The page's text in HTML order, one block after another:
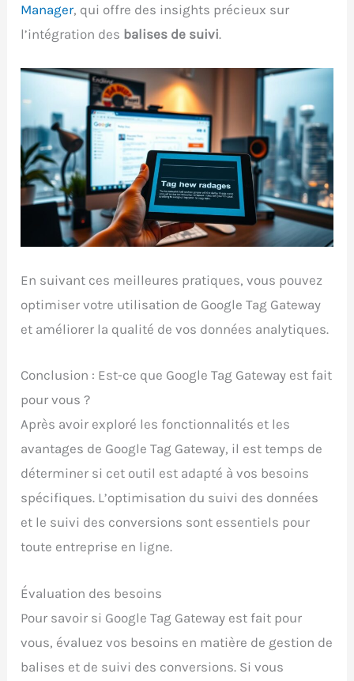
Manager, qui offre des insights précieux sur
l’intégration des balises de suivi.
En suivant ces meilleures pratiques, vous pouvez
optimiser votre utilisation de Google Tag Gateway
et améliorer la qualité de vos données analytiques.
Conclusion : Est-ce que Google Tag Gateway est fait
pour vous ?
Après avoir exploré les fonctionnalités et les
avantages de Google Tag Gateway, il est temps de
déterminer si cet outil est adapté à vos besoins
spécifiques. L’optimisation du suivi des données
et le suivi des conversions sont essentiels pour
toute entreprise en ligne.
Évaluation des besoins
Pour savoir si Google Tag Gateway est fait pour
vous, évaluez vos besoins en matière de gestion de
balises et de suivi des conversions. Si vous